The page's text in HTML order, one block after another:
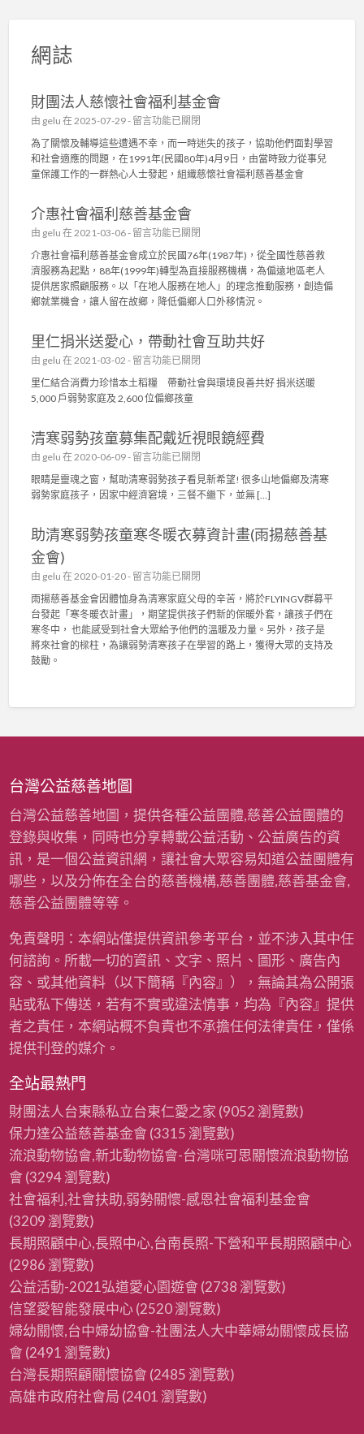
網誌
財團法人慈懷社會福利基金會
由 gelu 在 2025-07-29 - 在
〈
財
團
法
慈
懷
會
福
利
基
會
中
留言功能已關閉
為了關懷及輔導這些遭遇不幸，而一時迷失的孩子，協助他們面對學習
和社會適應的問題，在1991年(民國80年)4月9日，由當時致力從事兒
童保護工作的一群熱心人士發起，組織慈懷社會福利慈善基金會
介惠社會福利慈善基金會
由 gelu 在 2021-03-06 - 在
〈
介
惠
社
會
利
慈
基
金
〉
中
留言功能已關閉
介惠社會福利慈善基金會成立於民國76年(1987年)，從全國性慈善救
濟服務為起點，88年(1999年)轉型為直接服務機構，為偏遠地區老人
提供居家照顧服務。以「在地人服務在地人」的理念推動服務，創造偏
鄉就業機會，讓人留在故鄉，降低偏鄉人口外移情況。
里仁捐米送愛心，帶動社會互助共好
由 gelu 在 2021-03-02 - 在
〈
里
仁
米
送
心
，
動
社
互
助
共
好
〉
中
留言功能已關閉
里仁結合消費力珍惜本土稻糧 帶動社會與環境良善共好 捐米送暖
5,000 戶弱勢家庭及 2,600 位偏鄉孩童
清寒弱勢孩童募集配戴近視眼鏡經費
由 gelu 在 2020-06-09 - 在
〈
清
寒
勢
募
集
配
戴
近
〉
留言功能已關閉
眼睛是靈魂之窗，幫助清寒弱勢孩子看見新希望! 很多山地偏鄉及清寒
弱勢家庭孩子，因家中經濟窘境，三餐不繼下，並無 […]
助清寒弱勢孩童寒冬暖衣募資計畫(雨揚慈善基
金會)
由 gelu 在 2020-01-20 - 在
〈
助
清
寒
弱
募
資
計
畫
(
雨
揚
慈
金
會
)
〉
中
留言功能已關閉
雨揚慈善基金會因體恤身為清寒家庭父母的辛苦，將於FLYINGV群募平
台發起「寒冬暖衣計畫」，期望提供孩子們新的保暖外套，讓孩子們在
寒冬中， 也能感受到社會大眾給予他們的溫暖及力量。另外，孩子是
將來社會的樑柱，為讓弱勢清寒孩子在學習的路上，獲得大眾的支持及
鼓勵。
台灣公益慈善地圖
台灣公益慈善地圖，提供各種公益團體,慈善公益團體的
登錄與收集，同時也分享轉載公益活動、公益廣告的資
訊，是一個公益資訊網，讓社會大眾容易知道公益團體有
哪些，以及分佈在全台的慈善機構,慈善團體,慈善基金會,
慈善公益團體等等。
免責聲明：本網站僅提供資訊參考平台，並不涉入其中任
何諮詢。所載一切的資訊、文字、照片、圖形、廣告內
容、或其他資料（以下簡稱『內容』），無論其為公開張
貼或私下傳送，若有不實或違法情事，均為『內容』提供
者之責任，本網站概不負責也不承擔任何法律責任，僅係
提供刊登的媒介。
全站最熱門
財團法人台東縣私立台東仁愛之家 (9052 瀏覽數)
保力達公益慈善基金會 (3315 瀏覽數)
流浪動物協會,新北動物協會-台灣咪可思關懷流浪動物協
會 (3294 瀏覽數)
社會福利,社會扶助,弱勢關懷-感恩社會福利基金會
(3209 瀏覽數)
長期照顧中心,長照中心,台南長照-下營和平長期照顧中心
(2986 瀏覽數)
公益活動-2021弘道愛心園遊會 (2738 瀏覽數)
信望愛智能發展中心(2520 瀏覽數)
婦幼關懷,台中婦幼協會-社團法人大中華婦幼關懷成長協
會 (2491 瀏覽數)
台灣長期照顧關懷協會 (2485 瀏覽數)
高雄市政府社會局 (2401 瀏覽數)